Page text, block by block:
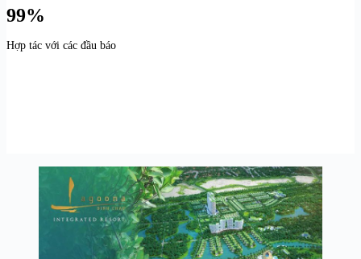
99%
Hợp tác với các đầu báo